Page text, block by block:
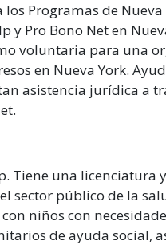
Programas de Nueva
y Pro Bono Net en
voluntaria para una
en Nueva York.
asistencia jurídica a
Tiene una licenciatura
sector público de la
niños con
de ayuda social,